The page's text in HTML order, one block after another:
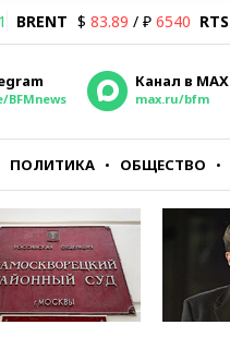
BRENT $ 83.89 / ₽ 6540 RTS
BFMnews
Канал в MAX
max.ru/bfm
ПОЛИТИКА ОБЩЕСТВО